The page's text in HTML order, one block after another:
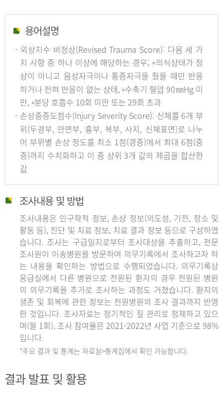
용어설명
- 외상지수 비정상(Revised Trauma Score): 다음 세 가
지 사항 중 하나 이상에 해당하는 경우; ◦의식상태가 정
상이 아니고 음성자극이나 통증자극을 줬을 때만 반응
하거나 전혀 반응이 없는 상태, ◦수축기 혈압 90㎜Hg 미
만, ◦분당 호흡수 10회 미만 또는 29회 초과
- 손상중증도점수(Injury Severity Score): 신체를 6개 부
위(두경부, 안면부, 흉부, 복부, 사지, 신체표면)로 나누
어 부위별 손상 정도를 최소 1점(경증)에서 최대 6점(중
증)까지 수치화하고 이 중 상위 3개 값의 제곱을 합산한
값
조사내용 및 방법
조사내용은 인구학적 정보, 손상 정보(의도성, 기전, 장소 및
활동 등), 진단 및 치료 정보, 치료 결과 정보 등으로 구성하였
습니다. 조사는 구급일지로부터 조사대상을 추출하고, 전문
조사원이 이송병원을 방문하여 의무기록에서 조사하고자 하
는 내용을 확인하는 방법으로 수행되었습니다. 의무기록상
응급실에서 다른 병원으로 전원된 환자의 경우 전원된 병원
의 의무기록을 추가로 조사하는 과정도 거쳤습니다. 환자의
생존 및 회복에 관한 정보는 전원병원의 조사 결과까지 반영
한 것입니다. 조사자료는 정기적인 질 관리로 정제하고 있으
며(월 1회), 조사 참여율은 2021-2022년 사업 기준으로 98%
입니다.
*주요 결과 및 통계는 자료실>통계집에서 확인 가능합니다.
결과 발표 및 활용